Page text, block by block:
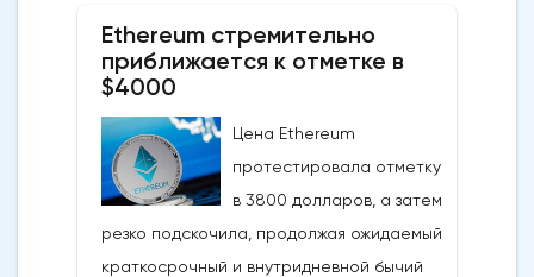
Ethereum стремительно
приближается к отметке в
$4000
Цена Ethereum
протестировала отметку
в 3800 долларов, а затем
резко подскочила, продолжая ожидаемый
краткосрочный и внутридневной бычий